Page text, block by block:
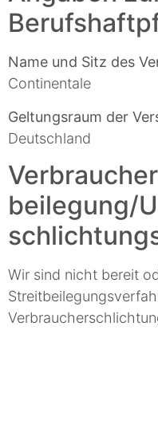
Name und Sitz des
Continentale
Geltungsraum der
Deutschland
beilegung/
Wir sind nicht bereit